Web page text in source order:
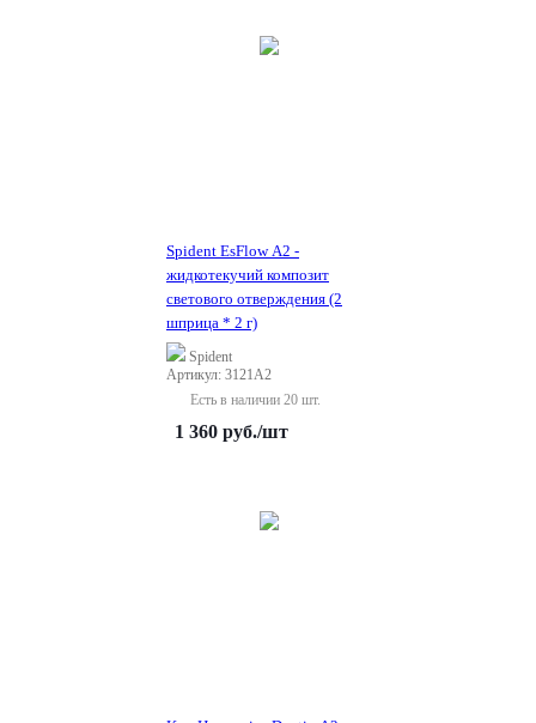
Spident EsFlow A2 -
жидкотекучий композит
светового отверждения (2
шприца * 2 г)
Spident
Артикул: 3121A2
Есть в наличии 20 шт.
1 360 руб./шт